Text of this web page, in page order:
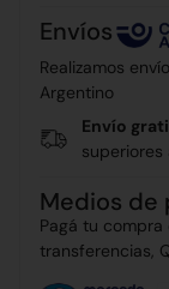
Envíos
Realizamos
Argentino
Envío
superiores
Medios de
Pagá tu
transferencias,